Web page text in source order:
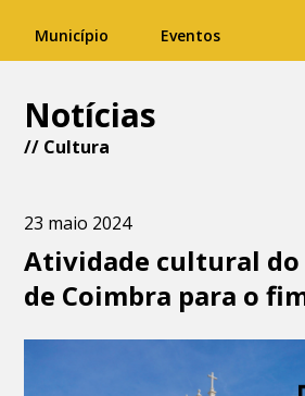
Município Eventos
Notícias
// Cultura
23 maio 2024
Atividade cultural
de Coimbra para o